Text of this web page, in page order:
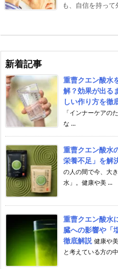
も、自信を持っ
新着記事
重曹クエン酸水
解？効果が出る
しい作り方を徹
「インナーケアの
な ...
重曹クエン酸水
栄養不足」を解
の人の間で今、大
水」。健康や美 ...
重曹クエン酸水
臓への影響や「
徹底解説 健康や
と考えている方の